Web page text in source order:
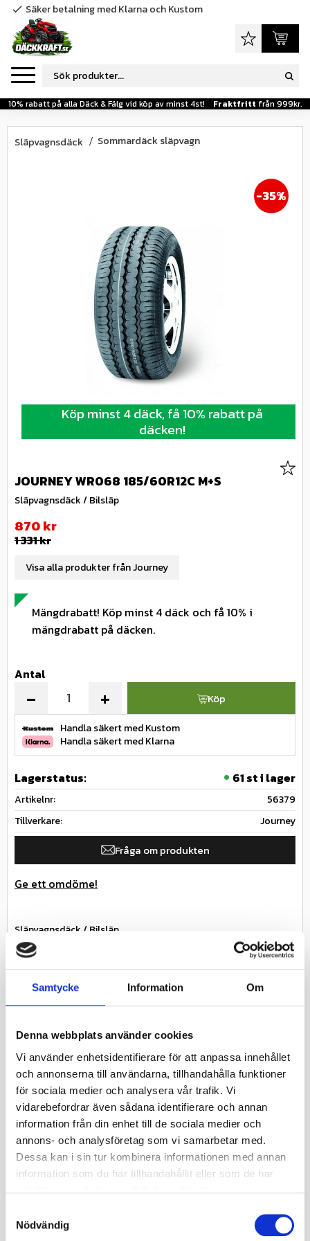
Samtycke Information Om
Denna webbplats använder cookies
Vi använder enhetsidentifierare för att anpassa innehållet
och annonserna till användarna, tillhandahålla funktioner
för sociala medier och analysera vår trafik. Vi
vidarebefordrar även sådana identifierare och annan
information från din enhet till de sociala medier och
annons- och analysföretag som vi samarbetar med.
Dessa kan i sin tur kombinera informationen med annan
information som du har tillhandahållit eller som de har
Nödvändig
Meny
10% rabatt på alla Däck & Fälg vid köp av minst 4st! Fraktfritt från 999kr.
check Säker betalning med Klarna och Kustom
Favoriter
Släpvagnsdäck Sommardäck släpvagn
Köp minst 4 däck, få 10% rabatt på
däcken!
35%
JOURNEY WR068 185/60R12C M+S
Släpvagnsdäck / Bilsläp
Mängdrabatt! Köp minst 4 däck och få 10% i
mängdrabatt på däcken.
Nedsatt pris:
870kr
Ordinarie pris:
1 331kr
Antal
+
- Köp
Handla säkert med Kustom
Handla säkert med Klarna
Lagerstatus 61 st i lager
Artikelnr
56379
Tillverkare
Journey
Fråga om produkten
Visa alla produkter från Journey
Ge ett omdöme!
Släpvagnsdäck / Bilsläp
JOURNEY WR068 185/60R12C 104/101N TL M+S
Slanglöst
Specifikationer
Nästa inkommande
Miljöavgift
Miljöavgift 25 kr inkl
moms ingår i priset
Fabrikat
Journey
Nettovikt kg
7.36
Däckstorlek
185